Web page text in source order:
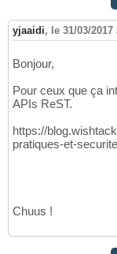
yjaaidi, le 31/03/2017
Bonjour,
Pour ceux que ça
APIs ReST.
https://
pratiques-et-
Chuus !